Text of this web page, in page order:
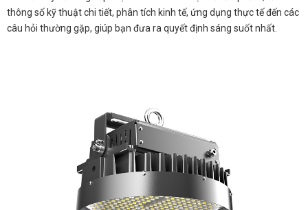
thông số kỹ thuật chi tiết, phân tích kinh tế, ứng dụng thực tế đến các
câu hỏi thường gặp, giúp bạn đưa ra quyết định sáng suốt nhất.